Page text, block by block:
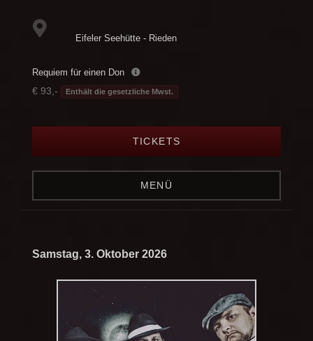
Eifeler Seehütte - Rieden
Requiem für einen Don
€ 93,- Enthält die gesetzliche Mwst.
TICKETS
MENÜ
Samstag, 3. Oktober 2026